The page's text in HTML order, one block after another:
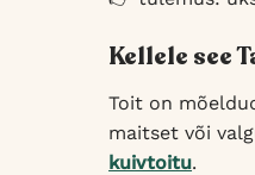
Kellele see
Toit on
maitset või
kuivtoitu.